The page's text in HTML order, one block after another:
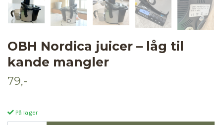
OBH Nordica juicer – låg til
kande mangler
79,-
På lager